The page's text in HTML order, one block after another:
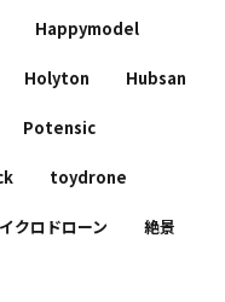
Happymodel
Holyton Hubsan
Potensic
toydrone
クロドローン 絶景